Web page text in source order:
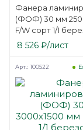
Фанера
(ФОФ) 30 мм
F/W сорт 1/1
8 526 ₽/лист
Арт.: 100522